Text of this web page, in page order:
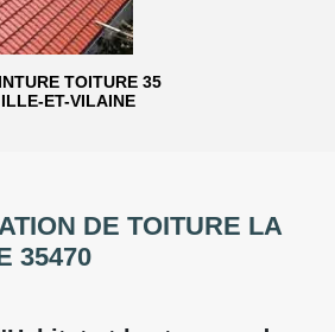
TOITURE 35
ILLE-ET-VILAINE
DE TOITURE LA
35470